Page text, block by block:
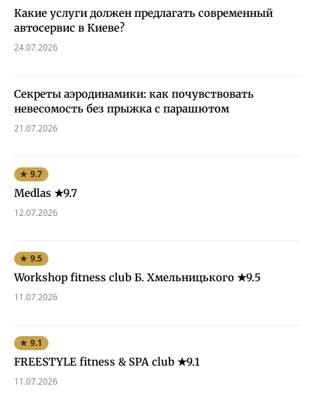
Какие услуги должен предлагать современный
автосервис в Киеве?
24.07.2026
Секреты аэродинамики: как почувствовать
невесомость без прыжка с парашютом
21.07.2026
★ 9.7
Medlas ★9.7
12.07.2026
★ 9.5
Workshop fitness club Б. Хмельницького ★9.5
11.07.2026
★ 9.1
FREESTYLE fitness & SPA club ★9.1
11.07.2026